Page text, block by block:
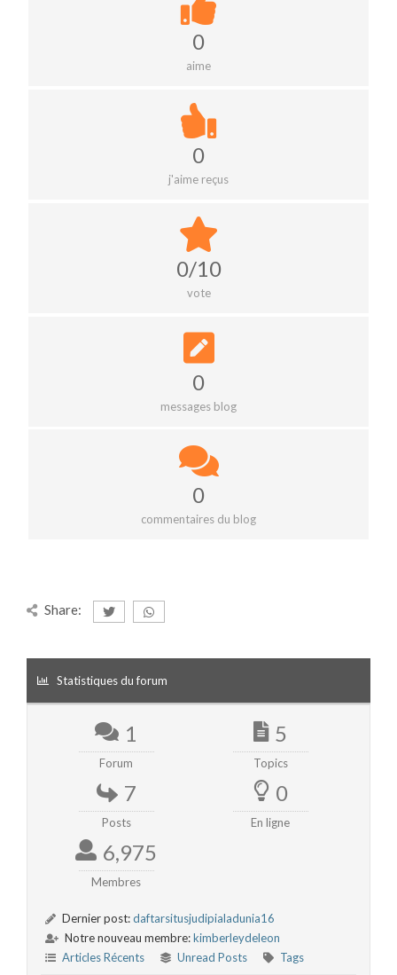
0
aime
0
j'aime reçus
0/10
vote
0
messages blog
0
commentaires du blog
Share:
Statistiques du forum
1
Forum
5
Topics
7
Posts
0
En ligne
6,975
Membres
Dernier post:daftarsitusjudipialadunia16
Notre nouveau membre:kimberleydeleon
Articles Récents
Unread Posts Tags